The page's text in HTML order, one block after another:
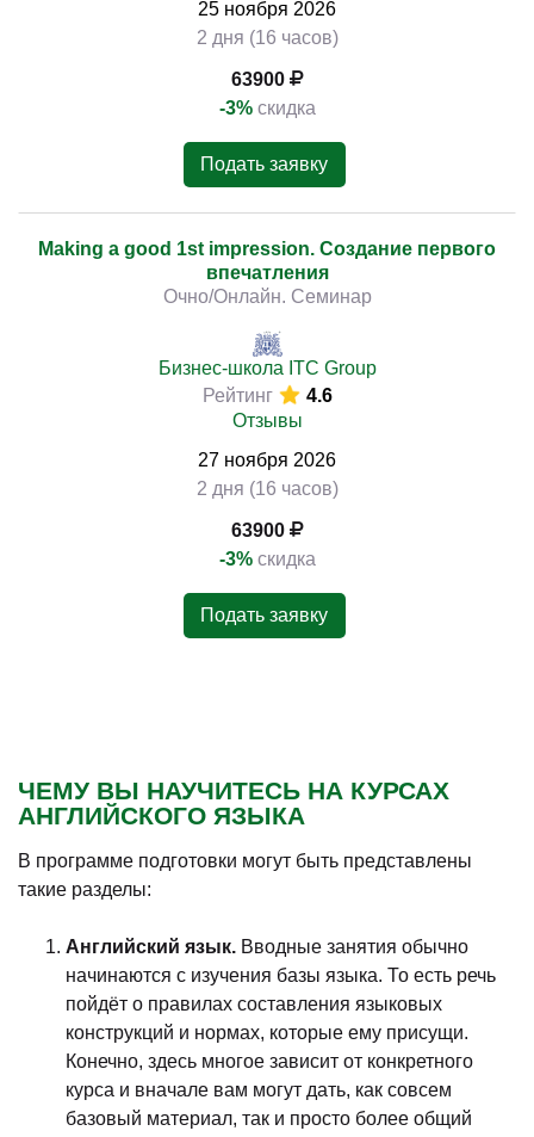
25 ноября 2026
2 дня (16 часов)
63900
-3% скидка
Подать заявку
Making a good 1st impression. Создание первого
впечатления
Очно/Онлайн. Семинар
Бизнес-школа ITC Group
Рейтинг
4.6
Отзывы
27 ноября 2026
2 дня (16 часов)
63900
-3% скидка
Подать заявку
ЧЕМУ ВЫ НАУЧИТЕСЬ НА КУРСАХ
АНГЛИЙСКОГО ЯЗЫКА
В программе подготовки могут быть представлены
такие разделы:
Английский язык. Вводные занятия обычно
начинаются с изучения базы языка. То есть речь
пойдёт о правилах составления языковых
конструкций и нормах, которые ему присущи.
Конечно, здесь многое зависит от конкретного
курса и вначале вам могут дать, как совсем
базовый материал, так и просто более общий